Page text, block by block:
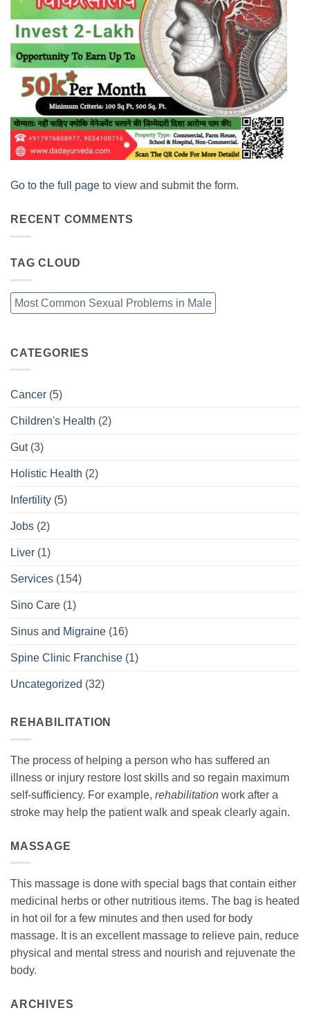
Go to the full page to view and submit the form.
RECENT COMMENTS
TAG CLOUD
Most Common Sexual Problems in Male
CATEGORIES
Cancer (5)
Children's Health (2)
Gut(3)
Holistic Health (2)
Infertility (5)
Jobs (2)
Liver (1)
Services (154)
Sino Care (1)
Sinus and Migraine (16)
Spine Clinic Franchise (1)
Uncategorized (32)
REHABILITATION
The process of helping a person who has suffered an
illness or injury restore lost skills and so regain maximum
self-sufficiency. For example, rehabilitation work after a
stroke may help the patient walk and speak clearly again.
MASSAGE
This massage is done with special bags that contain either
medicinal herbs or other nutritious items. The bag is heated
in hot oil for a few minutes and then used for body
massage. It is an excellent massage to relieve pain, reduce
physical and mental stress and nourish and rejuvenate the
body.
ARCHIVES